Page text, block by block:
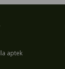
aptek